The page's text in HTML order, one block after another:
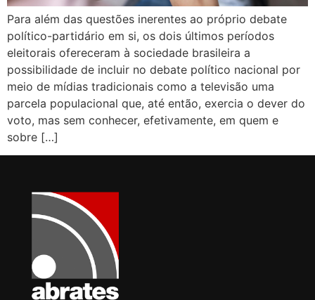
Para além das questões inerentes ao próprio debate
político-partidário em si, os dois últimos períodos
eleitorais ofereceram à sociedade brasileira a
possibilidade de incluir no debate político nacional por
meio de mídias tradicionais como a televisão uma
parcela populacional que, até então, exercia o dever do
voto, mas sem conhecer, efetivamente, em quem e
sobre […]